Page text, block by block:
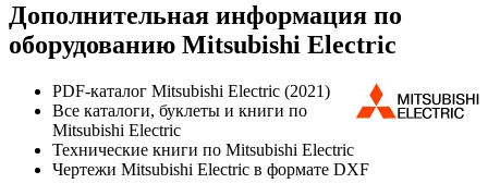
Дополнительная информация по
оборудованию Mitsubishi Electric
PDF-каталог Mitsubishi Electric (2021)
Все каталоги, буклеты и книги по
Mitsubishi Electric
Технические книги по Mitsubishi Electric
Чертежи Mitsubishi Electric в формате DXF